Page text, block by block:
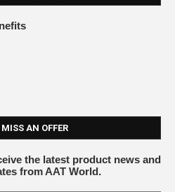
MISS AN OFFER
the latest product news and
from AAT World.